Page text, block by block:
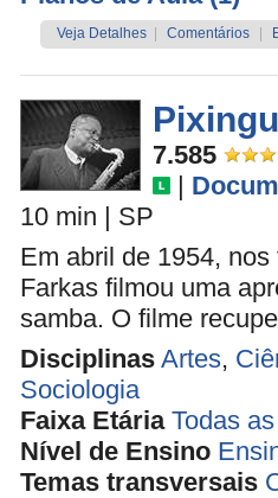
Veja Detalhes Comentários
7.585
|
10 min | SP
Em abril de 1954,
Farkas filmou uma
samba. O filme
Disciplinas Artes,
Sociologia
Faixa Etária Todas
Nível de Ensino
Temas transversais